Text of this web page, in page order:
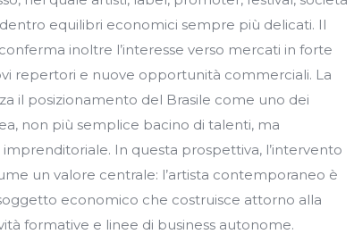
equilibri economici sempre più delicati. Il
inoltre l’interesse verso mercati in forte
repertori e nuove opportunità commerciali. La
il posizionamento del Brasile come uno dei
non più semplice bacino di talenti, ma
In questa prospettiva, l’intervento
un valore centrale: l’artista contemporaneo è
economico che costruisce attorno alla
formative e linee di business autonome.